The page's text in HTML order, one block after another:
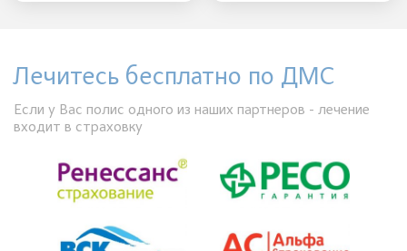
Лечитесь бесплатно по ДМС
Если у Вас полис одного из наших партнеров - лечение
входит в страховку